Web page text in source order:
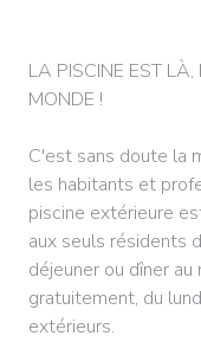
LA PISCINE EST LÀ,
MONDE !
C'est sans doute la
les habitants et
piscine extérieure
aux seuls résidents
déjeuner ou dîner
gratuitement, du
extérieurs.